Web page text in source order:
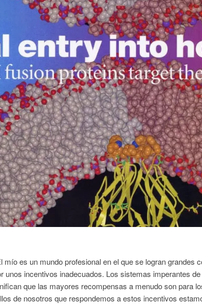
mío es un mundo profesional en el que se logran grandes
unos incentivos inadecuados. Los sistemas imperantes
que las mayores recompensas a menudo son para
de nosotros que respondemos a estos incentivos